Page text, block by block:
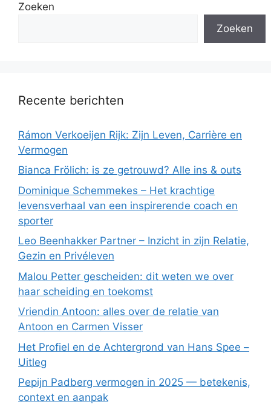
Zoeken
Zoeken
Recente berichten
Rámon Verkoeijen Rijk: Zijn Leven, Carrière en
Vermogen
Bianca Frölich: is ze getrouwd? Alle ins & outs
Dominique Schemmekes – Het krachtige
levensverhaal van een inspirerende coach en
sporter
Leo Beenhakker Partner – Inzicht in zijn Relatie,
Gezin en Privéleven
Malou Petter gescheiden: dit weten we over
haar scheiding en toekomst
Vriendin Antoon: alles over de relatie van
Antoon en Carmen Visser
Het Profiel en de Achtergrond van Hans Spee –
Uitleg
Pepijn Padberg vermogen in 2025 — betekenis,
context en aanpak